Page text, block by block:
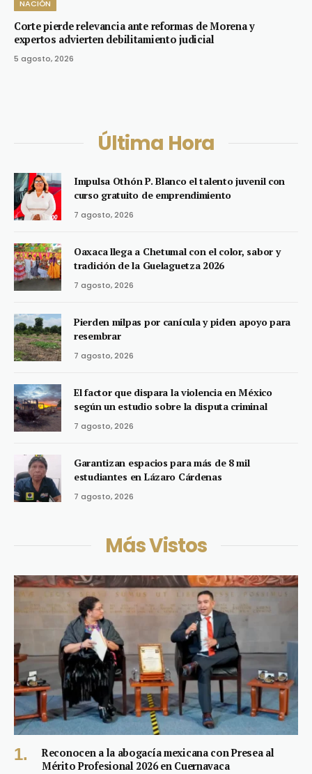
NACIÓN
Corte pierde relevancia ante reformas de Morena y
expertos advierten debilitamiento judicial
5 agosto, 2026
Última Hora
Impulsa Othón P. Blanco el talento juvenil con
curso gratuito de emprendimiento
7 agosto, 2026
Oaxaca llega a Chetumal con el color, sabor y
tradición de la Guelaguetza 2026
7 agosto, 2026
Pierden milpas por canícula y piden apoyo para
resembrar
7 agosto, 2026
El factor que dispara la violencia en México
según un estudio sobre la disputa criminal
7 agosto, 2026
Garantizan espacios para más de 8 mil
estudiantes en Lázaro Cárdenas
7 agosto, 2026
Más Vistos
Reconocen a la abogacía mexicana con Presea al
Mérito Profesional 2026 en Cuernavaca